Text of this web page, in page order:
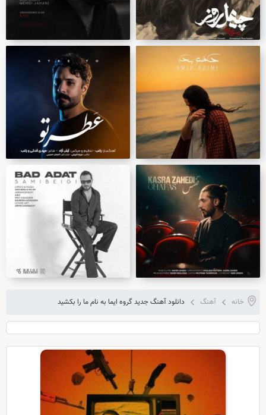
خانه آهنگ دانلود آهنگ جدید گروه ایما به نام ما را بکشید